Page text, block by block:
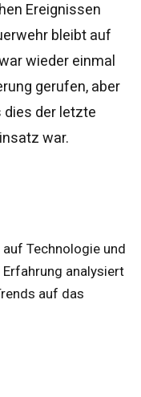
Ereignissen
bleibt auf
wieder einmal
gerufen, aber
dies der letzte
war.
Technologie und
analysiert
auf das